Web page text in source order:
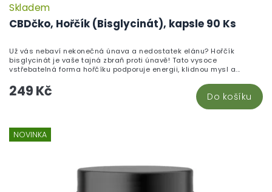
CBDčko, Hořčík (Bisglycinát), kapsle 90 Ks
Skladem
249 Kč Do košíku
Už vás nebaví nekonečná únava a nedostatek elánu? Hořčík
bisglycinát je vaše tajná zbraň proti únavě! Tato vysoce
vstřebatelná forma hořčíku podporuje energii, klidnou mysl a...
NOVINKA